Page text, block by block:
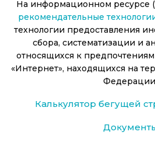
На информационном ресурсе
рекомендательные
технологии предоставления
сбора, систематизации и
относящихся к предпочтениям
«Интернет», находящихся на
Калькулятор бегущей